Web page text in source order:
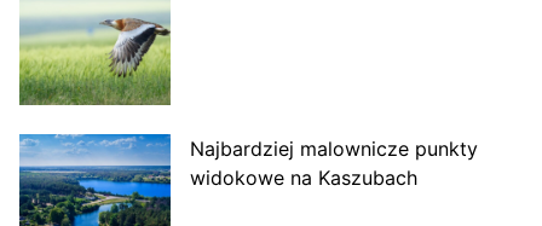
Najbardziej malownicze punkty
widokowe na Kaszubach